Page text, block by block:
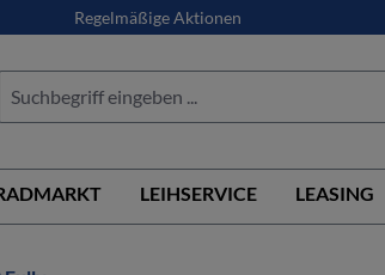
Regelmäßige Aktionen
LEIHSERVICE LEASING